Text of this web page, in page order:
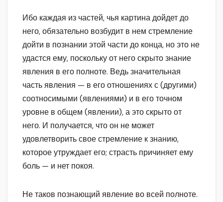
Ибо каждая из частей, чья картина дойдет до
него, обязательно возбудит в нем стремление
дойти в познании этой части до конца, но это не
удастся ему, поскольку от него скрыто знание
явления в его полноте. Ведь значительная
часть явления — в его отношениях с (другими)
соотносимыми (явлениями) и в его точном
уровне в общем (явлении), а это скрыто от
него. И получается, что он не может
удовлетворить свое стремление к знанию,
которое утруждает его; страсть причиняет ему
боль — и нет покоя.
Не таков познающий явление во всей полноте.